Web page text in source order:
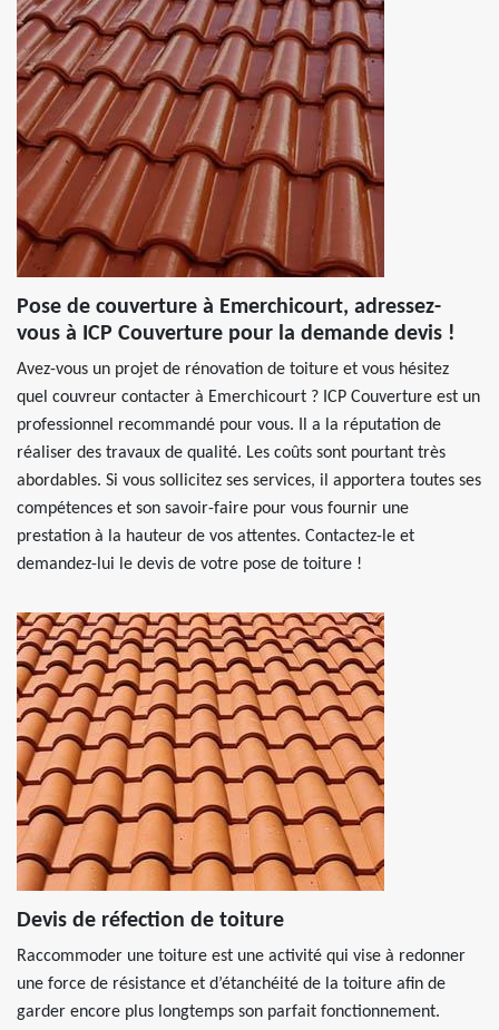
Pose de couverture à Emerchicourt, adressez-
vous à ICP Couverture pour la demande devis !
Avez-vous un projet de rénovation de toiture et vous hésitez
quel couvreur contacter à Emerchicourt ? ICP Couverture est un
professionnel recommandé pour vous. Il a la réputation de
réaliser des travaux de qualité. Les coûts sont pourtant très
abordables. Si vous sollicitez ses services, il apportera toutes ses
compétences et son savoir-faire pour vous fournir une
prestation à la hauteur de vos attentes. Contactez-le et
demandez-lui le devis de votre pose de toiture !
Devis de réfection de toiture
Raccommoder une toiture est une activité qui vise à redonner
une force de résistance et d’étanchéité de la toiture afin de
garder encore plus longtemps son parfait fonctionnement.